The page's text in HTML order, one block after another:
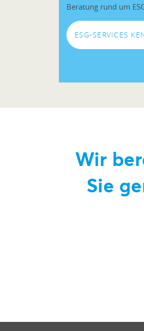
Beratung rund um
ESG-SERVICES
Wir
Sie